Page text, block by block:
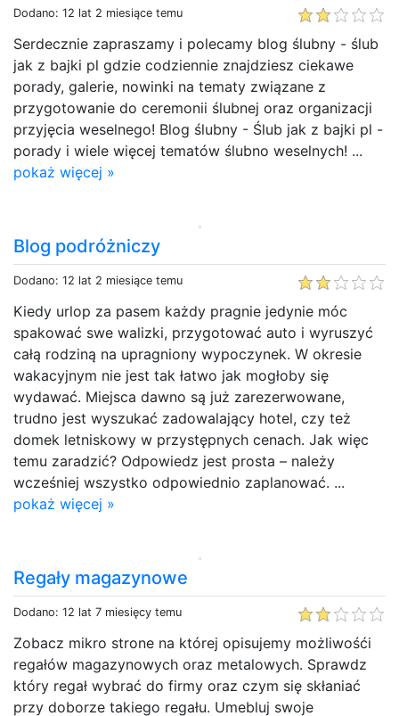
Dodano: 12 lat 2 miesiące temu
Serdecznie zapraszamy i polecamy blog ślubny - ślub
jak z bajki pl gdzie codziennie znajdziesz ciekawe
porady, galerie, nowinki na tematy związane z
przygotowanie do ceremonii ślubnej oraz organizacji
przyjęcia weselnego! Blog ślubny - Ślub jak z bajki pl -
porady i wiele więcej tematów ślubno weselnych! ...
pokaż więcej »
Blog podróżniczy
Dodano: 12 lat 2 miesiące temu
Kiedy urlop za pasem każdy pragnie jedynie móc
spakować swe walizki, przygotować auto i wyruszyć
całą rodziną na upragniony wypoczynek. W okresie
wakacyjnym nie jest tak łatwo jak mogłoby się
wydawać. Miejsca dawno są już zarezerwowane,
trudno jest wyszukać zadowalający hotel, czy też
domek letniskowy w przystępnych cenach. Jak więc
temu zaradzić? Odpowiedz jest prosta – należy
wcześniej wszystko odpowiednio zaplanować. ...
pokaż więcej »
Regały magazynowe
Dodano: 12 lat 7 miesięcy temu
Zobacz mikro strone na której opisujemy możliwośći
regałów magazynowych oraz metalowych. Sprawdz
który regał wybrać do firmy oraz czym się skłaniać
przy doborze takiego regału. Umebluj swoje